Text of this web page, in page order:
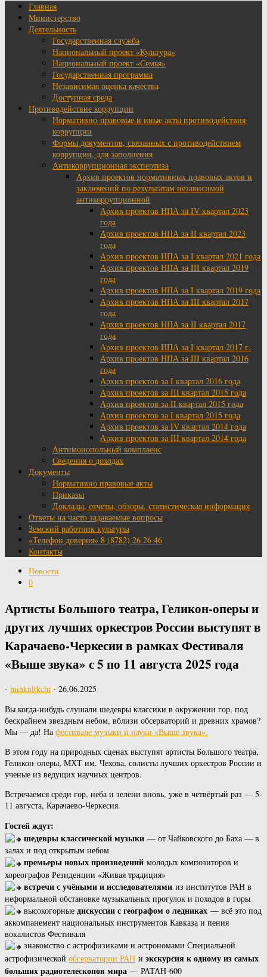
Главная
Министерство
Деятельность
Государственная служба
Национальный проект «Культура»
Национальный проект «Семья»
Государственная программа
Независимая оценка качества
Доступная среда
Противодействие коррупции
Нормативно-правовые и иные акты противодействия
коррупции
Формы документов, связанных с противодействием
коррупции, для заполнения
Антикоррупционная экспертиза
Архив проектов нормативных правовых актов и
заключений по результатам независимой
антикоррупционной
Архив проектов НПА за IV квартал 2023
года
Архив проектов НПА за II квартал 2023
года
Архив проектов НПА за I квартал 2021 года
Архив проектов НПА за III квартал 2019
года
Архив проектов НПА за I квартал 2019 года
Архив проектов НПА за III квартал 2017
года
Архив проектов НПА за II квартал 2017
года
Архив проектов НПА за I квартал 2017 г.
Архив проектов НПА за III квартал 2016
года
Архив проектов за I квартал 2016 года
Архив проектов за III квартал 2015 года
Архив проектов за II квартал 2015 года
Архив проектов за I квартал 2015 года
Архив проектов за IV квартал 2014 года
Архив проектов за III квартал 2014 года
Антимонопольный комплаенс
Сведения о доходах
Документы
Нормативно правовые акты
Приказы
Доклады, отчеты, обзоры, статистическая информация
Ответы на часто задаваемые вопросы
Земский работник культуры
«Телефон доверия» 8 (8782) 26 26 46
Контакты
Новости
0
Артисты Большого театра, Геликон-оперы и
других лучших оркестров России выступят в
Карачаево-Черкесии в рамках Фестиваля
«Выше звука» с 5 по 11 августа 2025 года
- minkultkchr · 26.06.2025
Вы когда-нибудь слушали шедевры классики в окружении гор, под
бескрайнем звездным небом, вблизи обсерваторий и древних храмов?
Мы — да! На фестивале музыки и науки «Выше звука».
В этом году на природных сценах выступят артисты Большого театра,
Геликон-оперы, МХТ им. Чехова, солисты лучших оркестров России и
ученые из ведущих научных центров.
Встречаемся среди гор, неба и зелени вновь, уже в четвёртый раз — 5-
11 августа, Карачаево-Черкесия.
Гостей ждут:
шедевры классической музыки— от Чайковского до Баха — в
залах и под открытым небом
премьеры новых произведениймолодых композиторов и
хореографов Резиденции «Живая традиция»
встречи с учёными и исследователямииз институтов РАН в
неформальной обстановке музыкальных прогулок и походов в горы
высокогорные дискуссии с географом о ледниках— всё это под
аккомпанемент национальных инструментов Кавказа и пения
вокалистов Фестиваля
знакомство с астрофизиками и астрономами Специальной
астрофизической обсерватории РАН и экскурсия к одному из самых
больших радиотелескопов мира — РАТАН-600